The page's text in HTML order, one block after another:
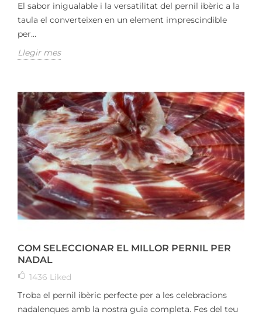
El sabor inigualable i la versatilitat del pernil ibèric a la
taula el converteixen en un element imprescindible
per...
Llegir mes
COM SELECCIONAR EL MILLOR PERNIL PER
NADAL
1436 Liked
Troba el pernil ibèric perfecte per a les celebracions
nadalenques amb la nostra guia completa. Fes del teu